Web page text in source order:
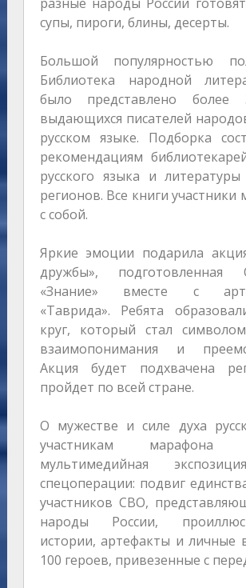
супы, пироги, блины, десерты.
Большой популярностью
Библиотека народной
было представлено более
выдающихся писателей
русском языке. Подборка
рекомендациям
русского языка и
регионов. Все книги участники
с собой.
Яркие эмоции подарила
дружбы», подготовленная
«Знание» вместе с арт-
«Таврида». Ребята
круг, который стал
взаимопонимания и
Акция будет подхвачена
пройдет по всей стране.
О мужестве и силе духа
участникам марафона
мультимедийная
спецоперации: подвиг
участников СВО,
народы России,
истории, артефакты и личные
100 героев, привезенные с